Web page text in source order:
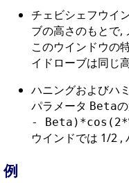
チェビシェフウイ
ブの高さのもとで,
このウインドウの
イドローブは同じ
ハニングおよびハ
パラメータ Beta
-
ウインドでは 1/2 ,
例